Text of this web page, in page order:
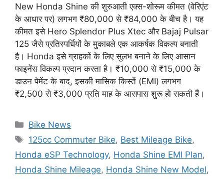
New Honda Shine की शुरुआती एक्स-शोरूम कीमत (वेरिएंट
के आधार पर) लगभग ₹80,000 से ₹84,000 के बीच है। यह
कीमत इसे Hero Splendor Plus Xtec और Bajaj Pulsar
125 जैसे प्रतिस्पर्धियों के मुकाबले एक आकर्षक विकल्प बनाती
है। Honda इसे ग्राहकों के लिए सुलभ बनाने के लिए आसान
फाइनेंस विकल्प प्रदान करता है। ₹10,000 से ₹15,000 के
डाउन पेमेंट के बाद, इसकी मासिक किस्तें (EMI) लगभग
₹2,500 से ₹3,000 प्रति माह के आसपास शुरू हो सकती हैं।
Categories
Bike News
Tags
125cc Commuter Bike, Best Mileage Bike,
Honda eSP Technology, Honda Shine EMI Plan,
Honda Shine Mileage, Honda Shine New Model,